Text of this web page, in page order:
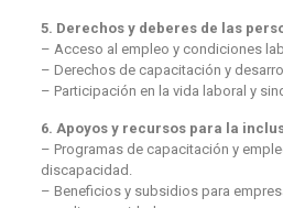
5. Derechos y deberes de las
– Acceso al empleo y condiciones
– Derechos de capacitación y
– Participación en la vida laboral y
6. Apoyos y recursos para la
– Programas de capacitación y
discapacidad.
– Beneficios y subsidios para